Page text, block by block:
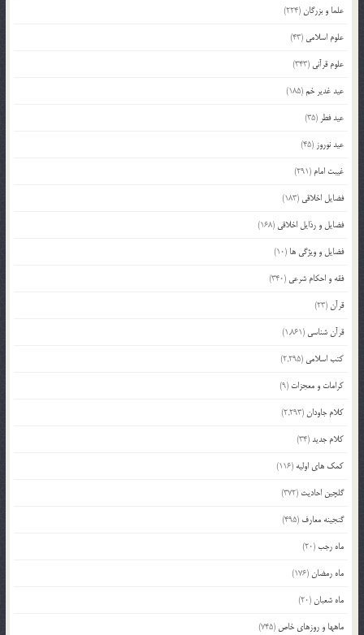
علما و بزرگان(224)
علوم اسلامی (43)
علوم قرآنی (343)
عید غدیر خم(185)
عید فطر (35)
عید نوروز (45)
غیبت امام (291)
فضایل اخلاقی (183)
فضایل و رذایل اخلاقی (168)
فضایل و ویژگی ها (10)
فقه و احکام شرعی (340)
قرآن(23)
قرآن شناسی (1,861)
کتب اسلامی (2,295)
کرامات و معجزات (9)
کلام جاودان(2,293)
کلام جدید(34)
کمک های اولیه (116)
گلچین احادیث (372)
گنجینه معارف (495)
ماه رجب(20)
ماه رمضان(176)
ماه شعبان(20)
ماهها و روزهای خاص (745)